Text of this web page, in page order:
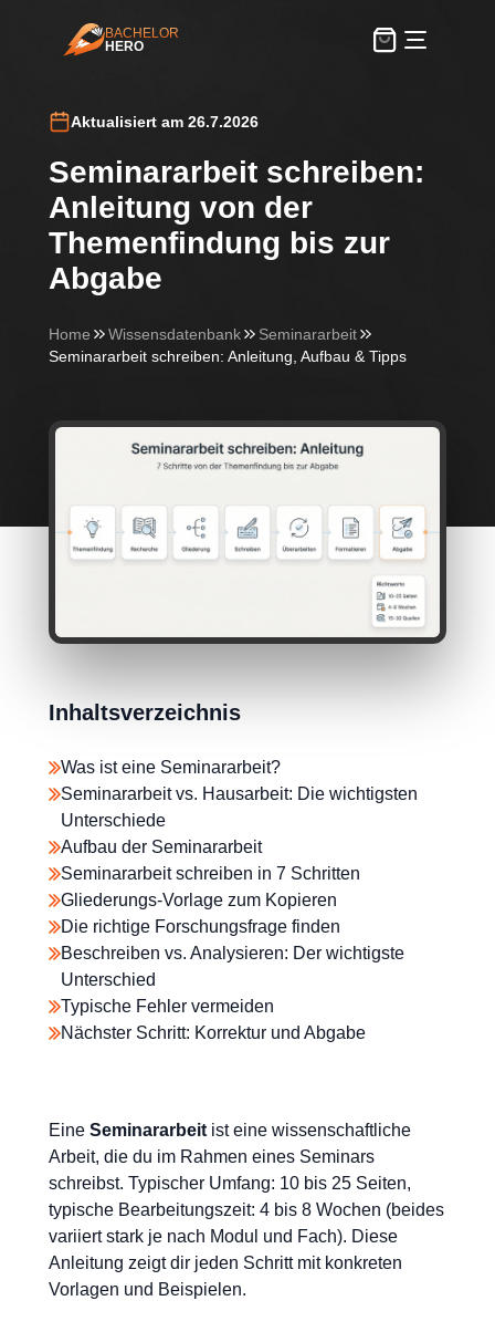
BachelorHero
BACHELOR
HERO
Aktualisiert am 26.7.2026
Seminararbeit schreiben:
Anleitung von der
Themenfindung bis zur
Abgabe
Home Wissensdatenbank
Seminararbeit
Seminararbeit schreiben: Anleitung, Aufbau & Tipps
Inhaltsverzeichnis
Was ist eine Seminararbeit?
Seminararbeit vs. Hausarbeit: Die wichtigsten
Unterschiede
Aufbau der Seminararbeit
Seminararbeit schreiben in 7 Schritten
Gliederungs-Vorlage zum Kopieren
Die richtige Forschungsfrage finden
Beschreiben vs. Analysieren: Der wichtigste
Unterschied
Typische Fehler vermeiden
Nächster Schritt: Korrektur und Abgabe
Eine Seminararbeit ist eine wissenschaftliche
Arbeit, die du im Rahmen eines Seminars
schreibst. Typischer Umfang: 10 bis 25 Seiten,
typische Bearbeitungszeit: 4 bis 8 Wochen (beides
variiert stark je nach Modul und Fach). Diese
Anleitung zeigt dir jeden Schritt mit konkreten
Vorlagen und Beispielen.